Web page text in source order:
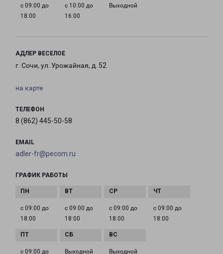
с 09:00 до
18:00
с 10:00 до
16:00
Выходной
АДЛЕР ВЕСЕЛОЕ
г. Сочи, ул. Урожайная, д. 52
на карте
ТЕЛЕФОН
8 (862) 445-50-58
EMAIL
adler-fr@pecom.ru
ГРАФИК РАБОТЫ
с 09:00 до
18:00
с 09:00 до
18:00
с 09:00 до
18:00
с 09:00 до
18:00
с 09:00 до Выходной Выходной